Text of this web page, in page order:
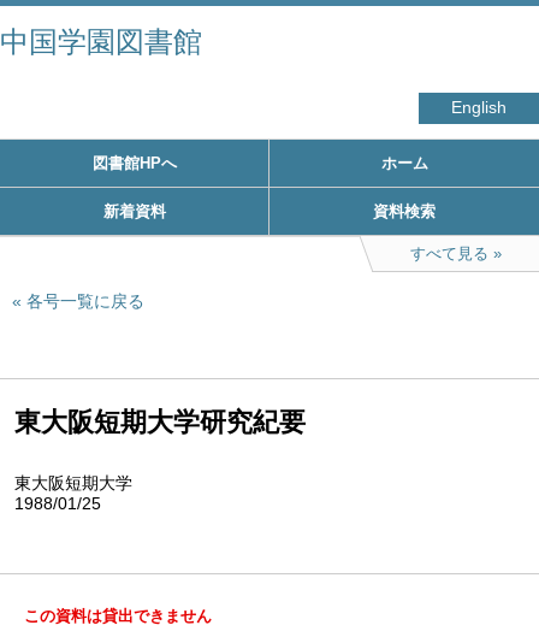
中国学園図書館
English
図書館HPへ ホーム
新着資料 資料検索
すべて見る
各号一覧に戻る
東大阪短期大学研究紀要
東大阪短期大学
1988/01/25
この資料は貸出できません